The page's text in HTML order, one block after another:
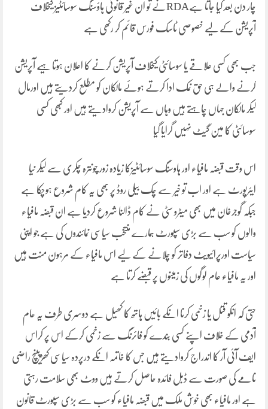
چار دن بعد کیا جاتا ہےRDAنے تو ان غیر قانونی ہاؤسنگ سوسائٹیز کیخلاف
آپریشن کے لیے خصوصی ٹاسک فورس قائم کر رکھی ہے
جب بھی کسی علاقے یا سوسائٹی کیخلاف آپریشن کرنے کا اعلان ہوتا ہیے آپریشن
کرنے والے ہی حق نمک ادا کرتے ہوئے مالکان کو مطلع کردیتے ہیں اورمال
لیکر مالکان جہاں چاہتے ہیں وہاں سے آپریشن کروادیتے ہیں اور کبھی کسی
سوسائٹی کا مین گیٹ نہیں گرایا گیا
اس وقت قبضہ مافیاء اور ہاوسنگ سوسائٹیزکا زیادہ زور چونترہ چکری سے لیکر نیا
ایئرپورٹ ہے اور اب تو خیر سے چک بیلی روڈ پر بھی یہ کام شروع ہوچکا ہے
جبکہ گوجرخان میں بھی میٹرو سٹی نے کام ڈالنا شروع کردیا ہے ان قبضہ مافیاء
والوں کو سب سے بڑی سپورٹ ہمارے منتخب سیاسی نمائندوں کی ہے جو اپنی
سیاست اورپرائیویٹ دفاتر کو چلانے کے لیے اس مافیاء کے مرہون منت ہیں
اور یہ مافیاء عام لوگوں کی زمینوں پر قبضے کرتا ہے
حتی کہ انکو قتل یا زخمی کرنا انکے بائیں ہاتھ کا کھیل ہے دوسری طرف یہ عام
آدمی کے خلاف اپنے کسی بندے کو فائرنگ سے زخمی کرکے اس پر کراس
ایف آئی آر کا اندراج کروادیتے ہیں جس کا خاتمہ انکے درپردہ سیاسی کھڑپینچ راضی
نامے کی صورت سے ڈبل فائدہ حاصل کرتے ہیں ووٹ بھی سلامت رہتی
ہے اور مافیاء بھی خوش ملک میں قبضہ مافیاء کو سب سے بڑی سپورٹ قانون